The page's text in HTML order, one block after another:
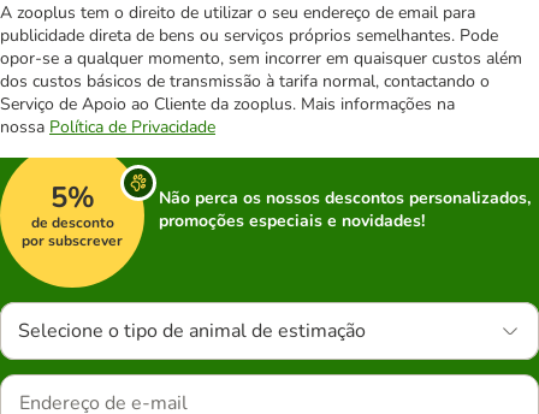
A zooplus tem o direito de utilizar o seu endereço de email para
publicidade direta de bens ou serviços próprios semelhantes. Pode
opor-se a qualquer momento, sem incorrer em quaisquer custos além
dos custos básicos de transmissão à tarifa normal, contactando o
Serviço de Apoio ao Cliente da zooplus. Mais informações na
nossa Política de Privacidade
5%
de desconto
por subscrever
Não perca os nossos descontos personalizados,
promoções especiais e novidades!
Selecione o tipo de animal de estimação